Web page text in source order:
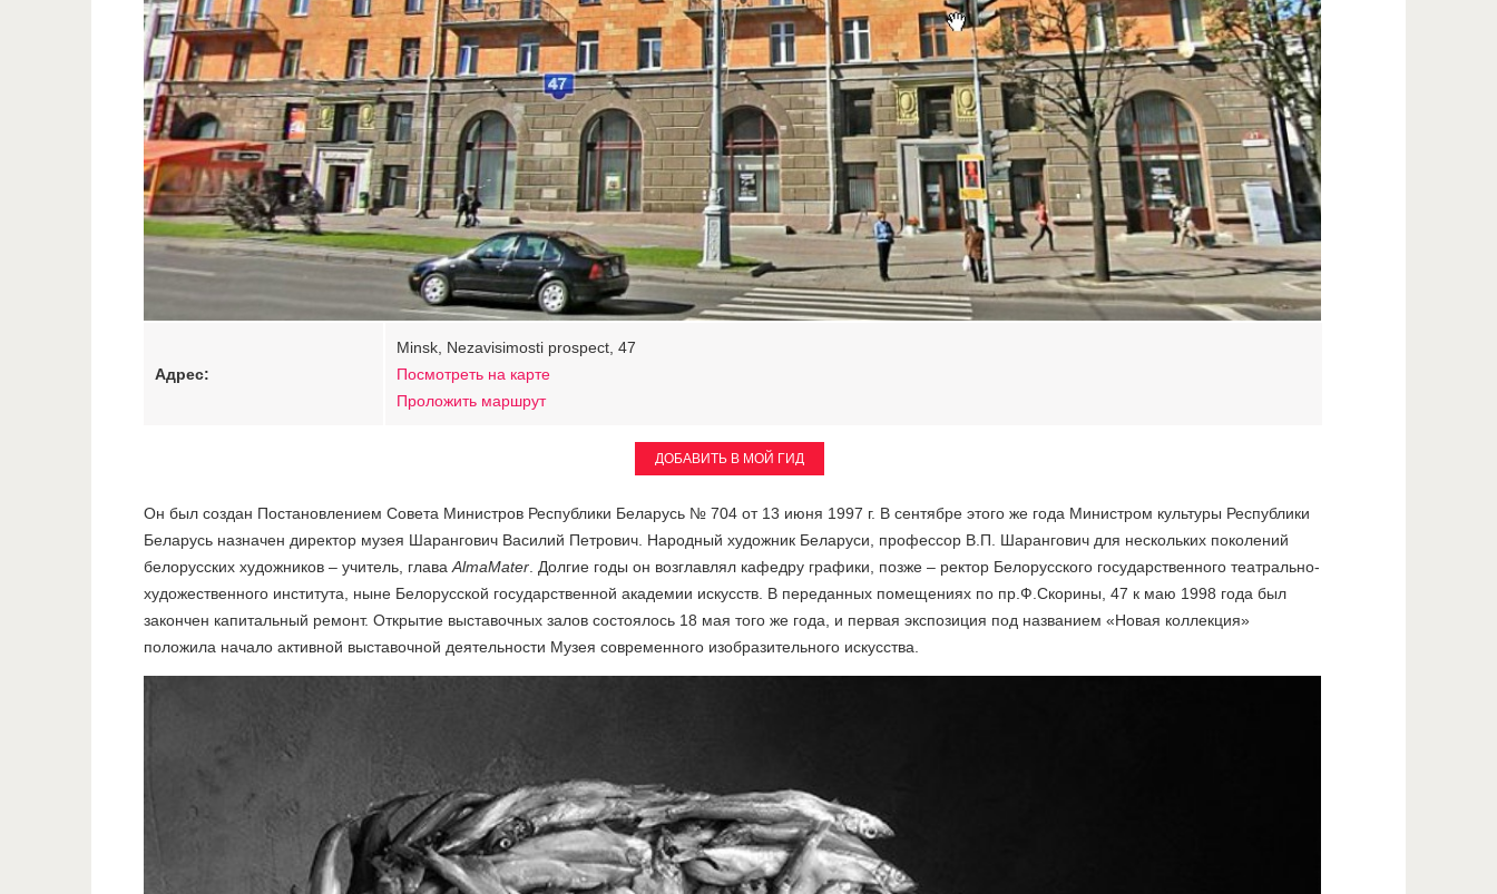
Адрес:
Minsk, Nezavisimosti prospect, 47
Посмотреть на карте
Проложить маршрут
ДОБАВИТЬ В МОЙ ГИД
Он был создан Постановлением Совета Министров Республики Беларусь № 704 от 13 июня 1997 г. В сентябре этого же года Министром культуры Республики
Беларусь назначен директор музея Шарангович Василий Петрович. Народный художник Беларуси, профессор В.П. Шарангович для нескольких поколений
белорусских художников – учитель, главаAlmaMater . Долгие годы он возглавлял кафедру графики, позже – ректор Белорусского государственного театрально-
художественного института, ныне Белорусской государственной академии искусств. В переданных помещениях по пр.Ф.Скорины, 47 к маю 1998 года был
закончен капитальный ремонт. Открытие выставочных залов состоялось 18 мая того же года, и первая экспозиция под названием «Новая коллекция»
положила начало активной выставочной деятельности Музея современного изобразительного искусства.